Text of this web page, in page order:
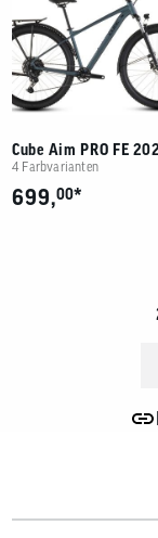
Cube Aim PRO FE
4 Farbvarianten
699,00*